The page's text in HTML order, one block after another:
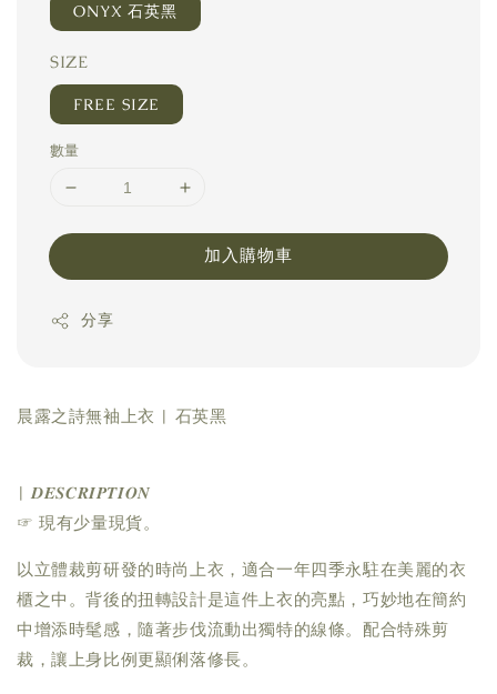
ONYX 石英黑
SIZE
FREE SIZE
數量
加入購物車
分享
晨露之詩無袖上衣 | 石英黑
| 𝑫𝑬𝑺𝑪𝑹𝑰𝑷𝑻𝑰𝑶𝑵
☞ 現有少量現貨。
以立體裁剪研發的時尚上衣，適合一年四季永駐在美麗的衣
櫃之中。背後的扭轉設計是這件上衣的亮點，巧妙地在簡約
中增添時髦感，隨著步伐流動出獨特的線條。配合特殊剪
裁，讓上身比例更顯俐落修長。